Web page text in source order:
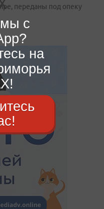
переданы под опеку
с
на